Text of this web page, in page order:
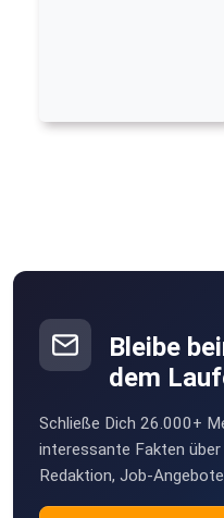
Bleibe
dem
Schließe Dich 26.000+
interessante Fakten
Redaktion, Job-